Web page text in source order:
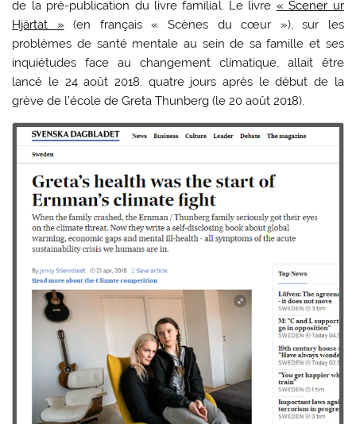
de la pré-publication du livre familial. Le livre « Scener ur
Hjärtat » (en français « Scènes du cœur »), sur les
problèmes de santé mentale au sein de sa famille et ses
inquiétudes face au changement climatique, allait être
lancé le 24 août 2018, quatre jours après le début de la
grève de l’école de Greta Thunberg (le 20 août 2018).